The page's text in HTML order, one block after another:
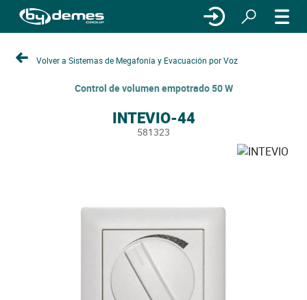
Volver a Sistemas de Megafonía y Evacuación por Voz
Control de volumen empotrado 50 W
INTEVIO-44
581323